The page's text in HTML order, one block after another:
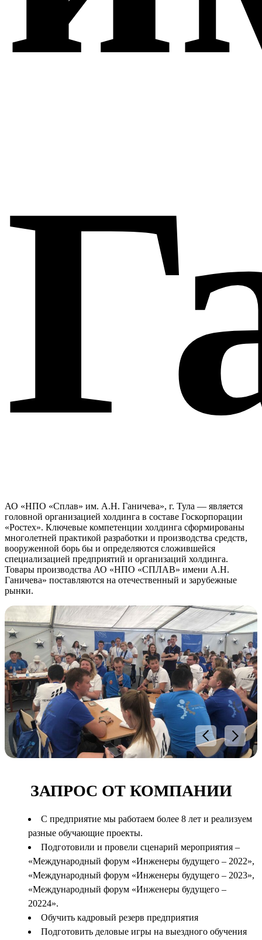
АО «НПО «Сплав» им. А.Н. Ганичева», г. Тула — является
головной организацией холдинга в составе Госкорпорации
«Ростех». Ключевые компетенции холдинга сформированы
многолетней практикой разработки и производства средств,
вооруженной борь бы и определяются сложившейся
специализацией предприятий и организаций холдинга.
Товары производства АО «НПО «СПЛАВ» имени А.Н.
Ганичева» поставляются на отечественный и зарубежные
рынки.
ЗАПРОС ОТ КОМПАНИИ
С предприятие мы работаем более 8 лет и реализуем
разные обучающие проекты.
Подготовили и провели сценарий мероприятия –
«Международный форум «Инженеры будущего – 2022»,
«Международный форум «Инженеры будущего – 2023»,
«Международный форум «Инженеры будущего –
20224».
Обучить кадровый резерв предприятия
Подготовить деловые игры на выездного обучения